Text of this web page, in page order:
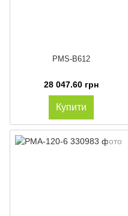
PMS-B612
28 047.60 грн
Купити